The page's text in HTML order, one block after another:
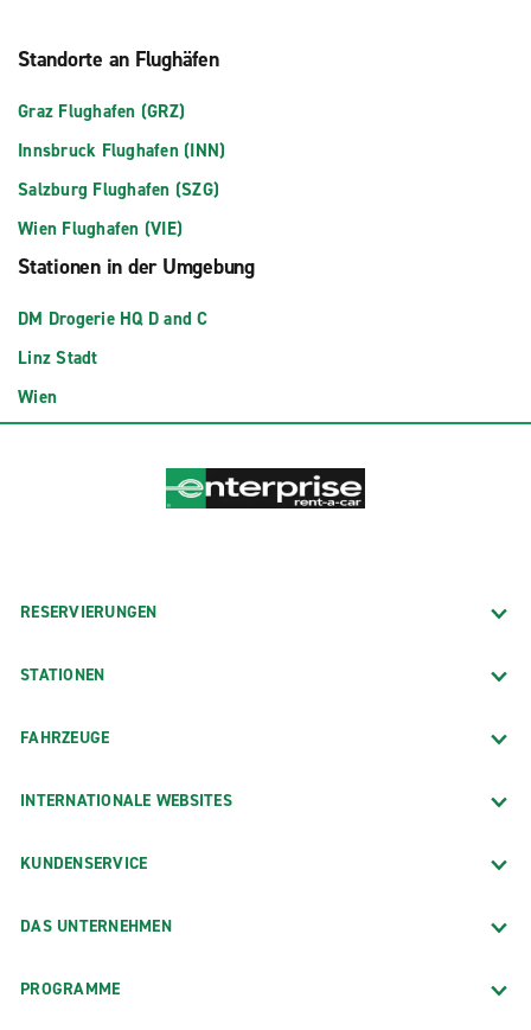
Standorte an Flughäfen
Graz Flughafen (GRZ)
Innsbruck Flughafen (INN)
Salzburg Flughafen (SZG)
Wien Flughafen (VIE)
Stationen in der Umgebung
DM Drogerie HQ D and C
Linz Stadt
Wien
RESERVIERUNGEN
STATIONEN
FAHRZEUGE
INTERNATIONALE WEBSITES
KUNDENSERVICE
DAS UNTERNEHMEN
PROGRAMME